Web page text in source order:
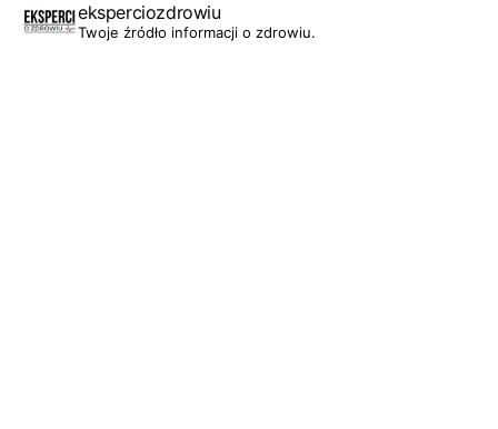
eksperciozdrowiu
Twoje źródło informacji o zdrowiu.